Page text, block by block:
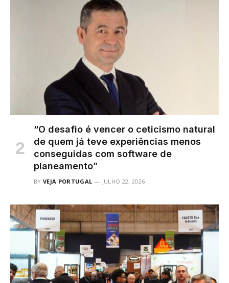
“O desafio é vencer o ceticismo natural
de quem já teve experiências menos
conseguidas com software de
planeamento”
BY VEJA PORTUGAL JULHO 22, 2026